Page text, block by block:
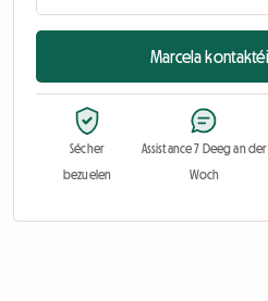
Marcela
Sécher
bezuelen
Assistance 7 Deeg an der
Woch